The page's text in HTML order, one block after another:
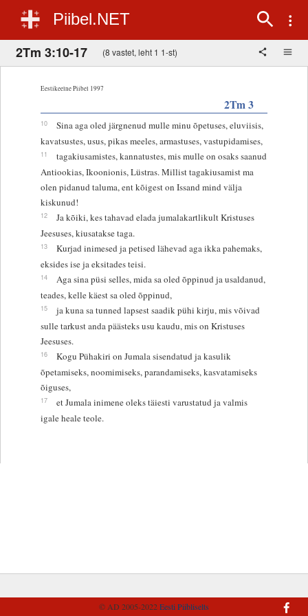
Piibel.NET
2Tm 3:10-17 (8 vastet, leht 1 1-st)
Eestikeelne Piibel 1997
2Tm 3
10
Sina aga oled järgnenud mulle minu õpetuses, eluviisis,
kavatsustes, usus, pikas meeles, armastuses, vastupidamises,
11
tagakiusamistes, kannatustes, mis mulle on osaks saanud
Antiookias, Ikoonionis, Lüstras. Millist tagakiusamist ma
olen pidanud taluma, ent kõigest on Issand mind välja
kiskunud!
12
Ja kõiki, kes tahavad elada jumalakartlikult Kristuses
Jeesuses, kiusatakse taga.
13
Kurjad inimesed ja petised lähevad aga ikka pahemaks,
eksides ise ja eksitades teisi.
14
Aga sina püsi selles, mida sa oled õppinud ja usaldanud,
teades, kelle käest sa oled õppinud,
15
ja kuna sa tunned lapsest saadik pühi kirju, mis võivad
sulle tarkust anda päästeks usu kaudu, mis on Kristuses
Jeesuses.
16
Kogu Pühakiri on Jumala sisendatud ja kasulik
õpetamiseks, noomimiseks, parandamiseks, kasvatamiseks
õiguses,
17
et Jumala inimene oleks täiesti varustatud ja valmis
igale heale teole.
© AD 2005-2022Eesti Piibliselts